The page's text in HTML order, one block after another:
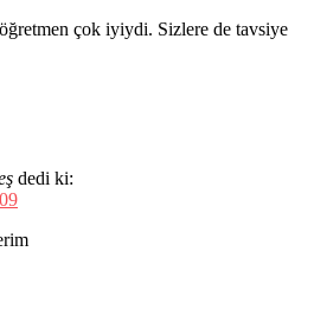
öğretmen çok iyiydi. Sizlere de tavsiye
dedi ki: